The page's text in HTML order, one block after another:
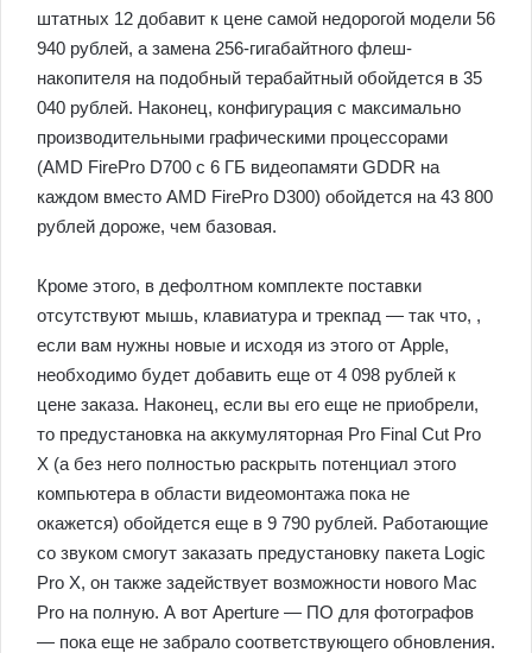
штатных 12 добавит к цене самой недорогой модели 56
940 рублей, а замена 256-гигабайтного флеш-
накопителя на подобный терабайтный обойдется в 35
040 рублей. Наконец, конфигурация с максимально
производительными графическими процессорами
(AMD FirePro D700 с 6 ГБ видеопамяти GDDR на
каждом вместо AMD FirePro D300) обойдется на 43 800
рублей дороже, чем базовая.
Кроме этого, в дефолтном комплекте поставки
отсутствуют мышь, клавиатура и трекпад — так что, ,
если вам нужны новые и исходя из этого от Apple,
необходимо будет добавить еще от 4 098 рублей к
цене заказа. Наконец, если вы его еще не приобрели,
то предустановка на аккумуляторная Pro Final Cut Pro
X (а без него полностью раскрыть потенциал этого
компьютера в области видеомонтажа пока не
окажется) обойдется еще в 9 790 рублей. Работающие
со звуком смогут заказать предустановку пакета Logic
Pro X, он также задействует возможности нового Mac
Pro на полную. А вот Aperture — ПО для фотографов
— пока еще не забрало соответствующего обновления.